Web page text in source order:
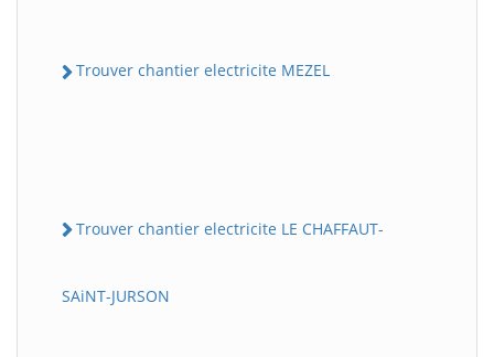
Trouver chantier electricite MEZEL
Trouver chantier electricite LE CHAFFAUT-
SAiNT-JURSON